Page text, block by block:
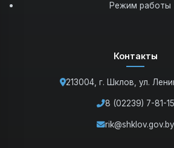
Режим работы
Контакты
213004, г. Шклов, ул.
8 (02239) 7-81-15
rik@shklov.gov.by